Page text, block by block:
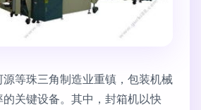
等珠三角制造业重镇，包装机械
的关键设备。其中，封箱机以快